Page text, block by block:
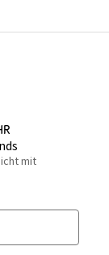
mit